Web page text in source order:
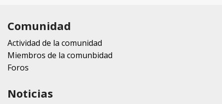
Comunidad
Actividad de la comunidad
Miembros de la comunbidad
Foros
Noticias